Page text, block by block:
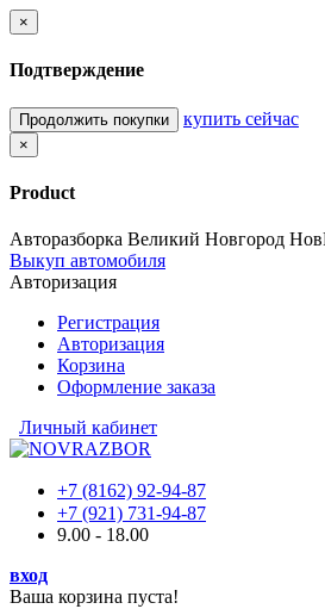
×
Подтверждение
Продолжить покупки купить сейчас
×
Product
Авторазборка Великий Новгород
Выкуп автомобиля
Авторизация
Регистрация
Авторизация
Корзина
Оформление заказа
Личный кабинет
+7 (8162) 92-94-87
+7 (921) 731-94-87
9.00 - 18.00
вход
Ваша корзина пуста!